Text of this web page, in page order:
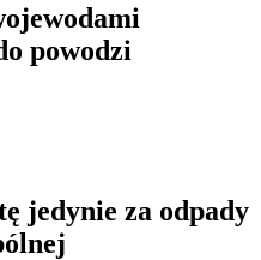
powodzi
jedynie za odpady